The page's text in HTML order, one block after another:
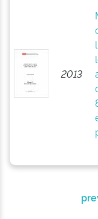
2013